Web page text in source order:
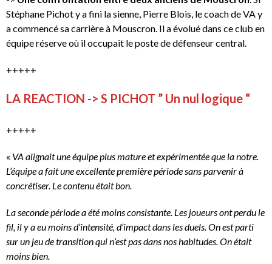
Stéphane Pichot y a fini la sienne, Pierre Blois, le coach de VA y
a commencé sa carrière à Mouscron. Il a évolué dans ce club en
équipe réserve où il occupait le poste de défenseur central.
+++++
LA REACTION -> S PICHOT ” Un nul logique “
+++++
« VA alignait une équipe plus mature et expérimentée que la notre.
L’équipe a fait une excellente première période sans parvenir à
concrétiser. Le contenu était bon.
La seconde période a été moins consistante. Les joueurs ont perdu le
fil, il y a eu moins d’intensité, d’impact dans les duels. On est parti
sur un jeu de transition qui n’est pas dans nos habitudes. On était
moins bien.